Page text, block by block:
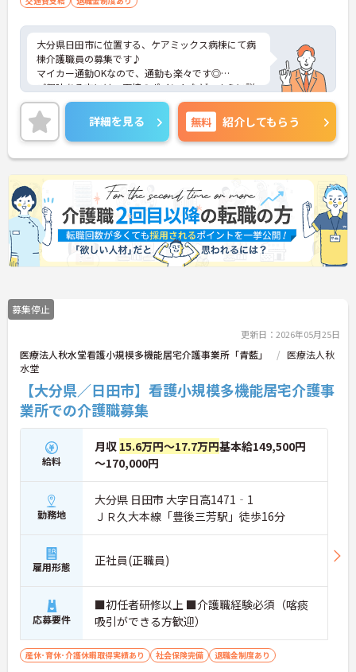
大分県日田市に位置する、ケアミックス病棟にて病
棟介護職員の募集です♪
マイカー通勤OKなので、通勤も楽々です◎
ご興味ある方には、面接のポイントなど、さらに詳
細をお話致しますのでお気軽にご相談ください。
詳細を見る 無料 紹介してもらう
募集停止
更新日：2026年05月25日
医療法人秋水堂看護小規模多機能居宅介護事業所「青藍」
医療法人秋
水堂
【大分県／日田市】看護小規模多機能居宅介護事
業所での介護職募集
給料
月収 15.6万円～17.7万円基本給149,500円
～170,000円
勤務地
大分県 日田市 大字日高1471‐1
ＪＲ久大本線「豊後三芳駅」徒歩16分
雇用形態 正社員(正職員)
応募要件
■初任者研修以上 ■介護職経験必須（喀痰
吸引ができる方歓迎）
産休･育休･介護休暇取得実績あり 社会保険完備 退職金制度あり